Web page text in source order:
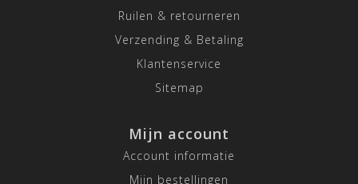
Ruilen & retourneren
Verzending & Betaling
Klantenservice
Sitemap
Mijn account
Account informatie
Mijn bestellingen